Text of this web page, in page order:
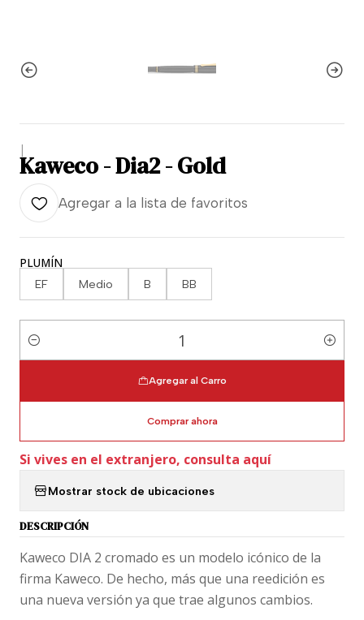
|
Kaweco - Dia2 - Gold
Agregar a la lista de favoritos
PLUMÍN
EF Medio B BB
Cantidad
Agregar al Carro
Comprar ahora
Si vives en el extranjero, consulta aquí
Mostrar stock de ubicaciones
DESCRIPCIÓN
Kaweco DIA 2 cromado es un modelo icónico de la
firma Kaweco. De hecho, más que una reedición es
una nueva versión ya que trae algunos cambios.